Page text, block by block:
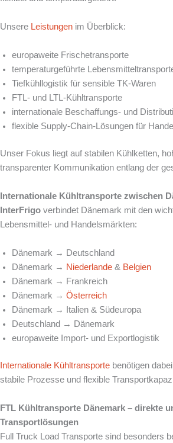
Unsere Leistungen im Überblick:
europaweite Frischetransporte
temperaturgeführte
Tiefkühllogistik für sensible TK-Waren
FTL- und LTL-Kühltransporte
internationale Beschaffungs- und
flexible Supply-Chain-Lösungen für
Unser Fokus liegt auf stabilen Kühlketten,
transparenter Kommunikation entlang der
Internationale Kühltransporte zwischen
InterFrigo verbindet Dänemark mit den
Lebensmittel- und Handelsmärkten:
Dänemark → Deutschland
Dänemark → Niederlande & Belgien
Dänemark → Frankreich
Dänemark → Österreich
Dänemark → Italien & Südeuropa
Deutschland → Dänemark
europaweite Import- und Exportlogistik
Internationale Kühltransporte benötigen
stabile Prozesse und flexible
FTL Kühltransporte Dänemark – direkte
Transportlösungen
Full Truck Load Transporte sind besonders